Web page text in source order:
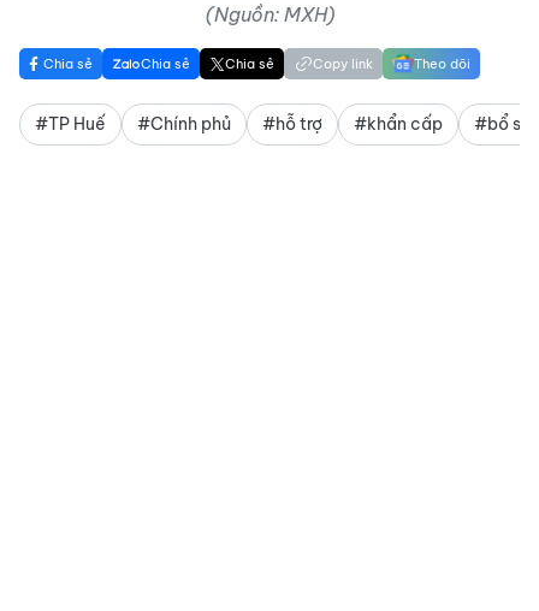
(Nguồn: MXH)
Chia sẻ Chia sẻ Chia sẻ Copy link Theo dõi
#TP Huế #Chính phủ #hỗ trợ #khẩn cấp #bổ